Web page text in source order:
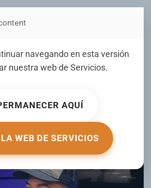
Telenord Medios
navegando en esta versión
nuestra web de Servicios.
AQUÍ
WEB DE SERVICIOS
critica la
del
EL 10 ENERO 2026
.